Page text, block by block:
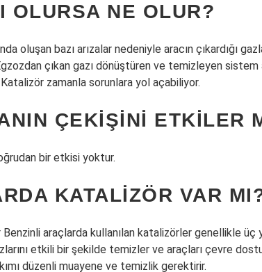
OLURSA NE OLUR?
oluşan bazı arızalar nedeniyle aracın çıkardığı
çıkan gazı dönüştüren ve temizleyen
zamanla sorunlara yol açabiliyor.
ÇEKIŞINI ETKILER
bir etkisi yoktur.
KATALIZÖR VAR
araçlarda kullanılan katalizörler genellikle üç
etkili bir şekilde temizler ve araçları çevre
düzenli muayene ve temizlik gerektirir.